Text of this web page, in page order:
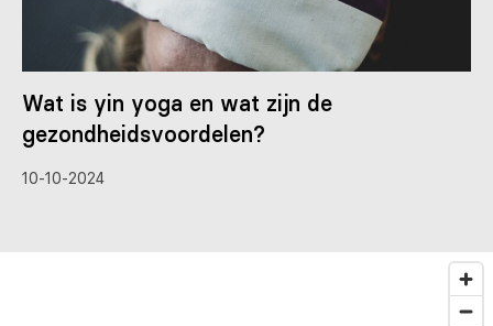
Wat is yin yoga en wat zijn de
gezondheidsvoordelen?
10-10-2024